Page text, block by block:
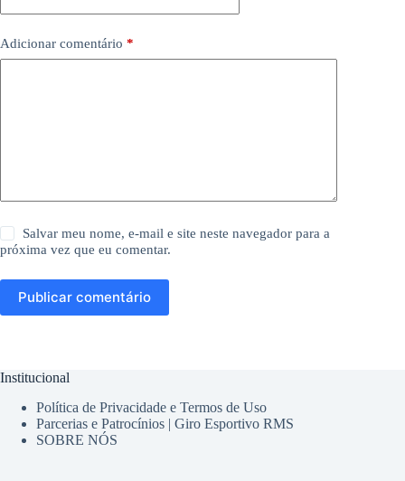
Adicionar comentário *
Salvar meu nome, e-mail e site neste navegador para a
próxima vez que eu comentar.
Publicar comentário
Institucional
Política de Privacidade e Termos de Uso
Parcerias e Patrocínios | Giro Esportivo RMS
SOBRE NÓS